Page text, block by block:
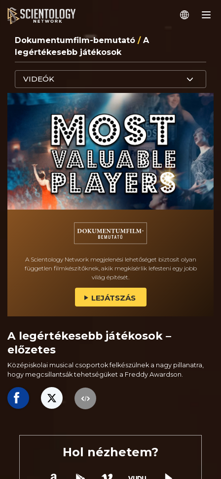
Dokumentumfilm-bemutató / A
legértékesebb játékosok
VIDEÓK
A Scientology Network megjelenési lehetőséget biztosít olyan
független filmkészítőknek, akik megkísérlik lefesteni egy jobb
világ építését.
LEJÁTSZÁS
A legértékesebb játékosok –
előzetes
Középiskolai musical csoportok felkészülnek a nagy pillanatra,
hogy megcsillantsák tehetségüket a Freddy Awardson.
Hol nézhetem?